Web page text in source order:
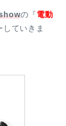
の『電動
していきま